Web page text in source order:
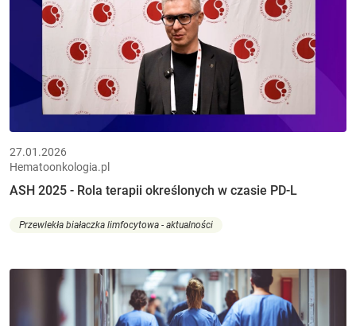
27.01.2026
Hematoonkologia.pl
ASH 2025 - Rola terapii określonych w czasie PD-L
Przewlekła białaczka limfocytowa - aktualności